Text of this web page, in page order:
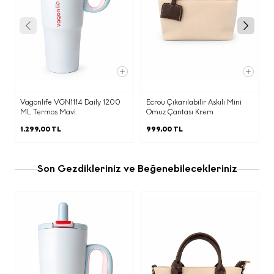
Vagonlife VGN1114 Daily 1200
ML Termos Mavi
1.299,00 TL
Ecrou Çıkarılabilir Askılı Mini
Omuz Çantası Krem
999,00 TL
Son Gezdikleriniz ve Beğenebilecekleriniz
İLİŞKİN AYDINLATMA METNİ
Aşağıda yer alan
Kişisel Verilerin
Aydınlatma Metni
verilerinizi işleme amacımızı ve bu
incelemenizi rica ediyoruz.
verileriniz; veri sorumlusu olarak Ecrou
b) Kişisel Verilerinizin Hangi Amaçlarla
Siz değerli çevrimiçi ziyaretçilerimize
reklam ve pazarlama amaçlı iletilerin